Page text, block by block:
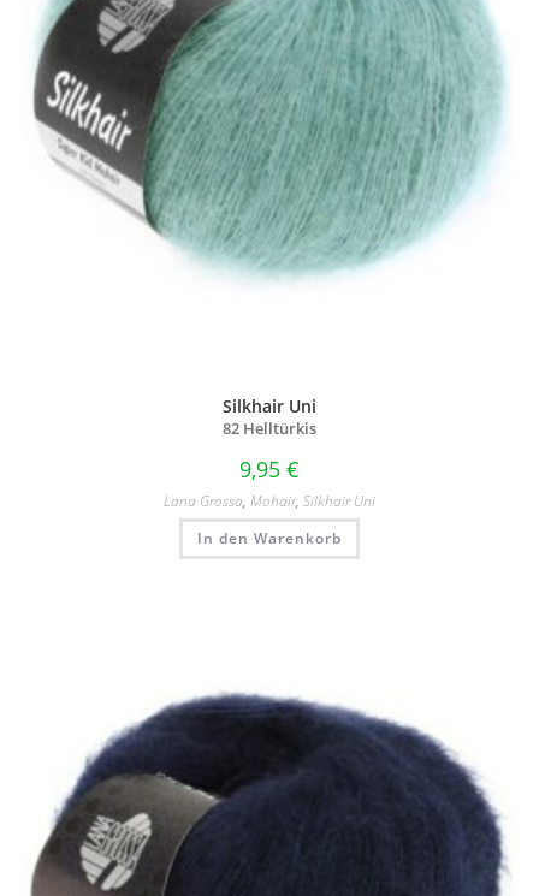
Silkhair Uni
82 Helltürkis
9,95 €
Lana Grossa, Mohair, Silkhair Uni
In den Warenkorb